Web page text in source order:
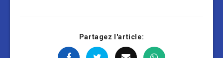
Partagez l'article: